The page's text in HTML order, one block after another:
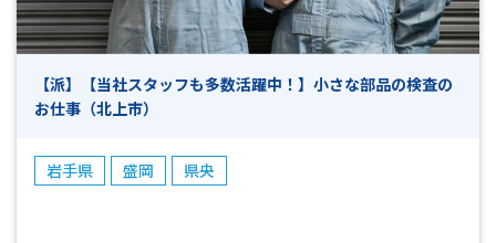
【派】【当社スタッフも多数活躍中！】小さな部品の検査の
お仕事（北上市）
岩手県 盛岡 県央